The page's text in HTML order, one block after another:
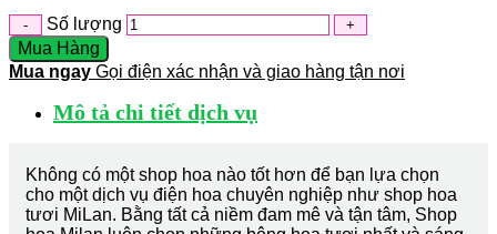
Số lượng
Mua Hàng
Mua ngay Gọi điện xác nhận và giao hàng tận nơi
Mô tả chi tiết dịch vụ
Không có một shop hoa nào tốt hơn để bạn lựa chọn
cho một dịch vụ điện hoa chuyên nghiệp như shop hoa
tươi MiLan. Bằng tất cả niềm đam mê và tận tâm, Shop